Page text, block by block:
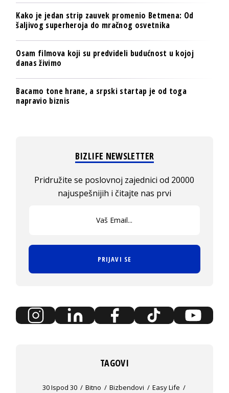
Kako je jedan strip zauvek promenio Betmena: Od
šaljivog superheroja do mračnog osvetnika
Osam filmova koji su predvideli budućnost u kojoj
danas živimo
Bacamo tone hrane, a srpski startap je od toga
napravio biznis
BIZLIFE NEWSLETTER
Pridružite se poslovnoj zajednici od 20000
najuspešnijih i čitajte nas prvi
PRIJAVI SE
TAGOVI
30 Ispod 30 Bitno Bizbendovi
Easy Life